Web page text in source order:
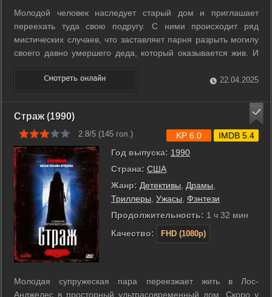
Молодой человек наследует старый дом и приглашает
переехать туда свою подругу. С ними происходит ряд
мистических случаев, что заставляет парня разрыть могилу
своего давно умершего деда, который оказывается жив. И
так все еще только начинается… ...
22.04.2025
Страж (1990)
2.8/5 (145 гол.)
Год выпуска: 1990
Страна: США
Жанр: Детективы Драмы
Триллеры Ужасы Фэнтези
Продолжительность: 1 ч 32 мин
Качество:
FHD (1080p)
KP 6.0 IMDB 5.4
Молодая супружеская пара переезжает жить в Лос-
Анджелес в просторный ультрасовременный дом. Скоро у